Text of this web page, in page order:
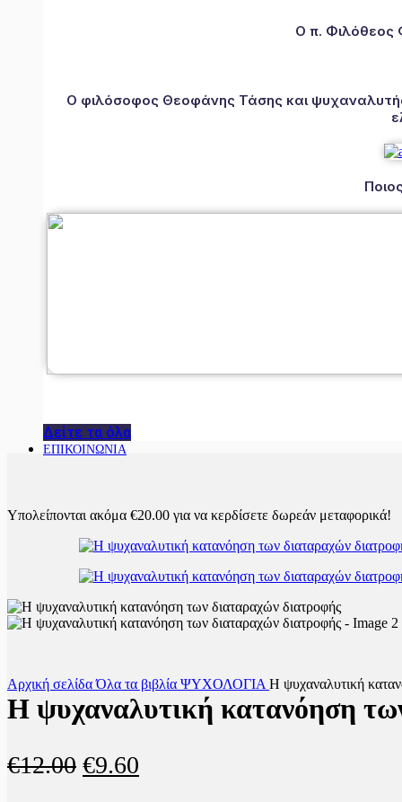
Ο π. Φιλόθεος
Ο φιλόσοφος Θεοφάνης Τάσης και
Δείτε τα όλα
ΕΠΙΚΟΙΝΩΝΙΑ
Υπολείπονται ακόμα €20.00 για να κερδίσετε δωρεάν μεταφορικά!
Αρχική σελίδαΌλα τα βιβλία ΨΥΧΟΛΟΓΙΑ Η ψυχαναλυτική
Η ψυχαναλυτική κατανόηση
€12.00 Original
€9.60